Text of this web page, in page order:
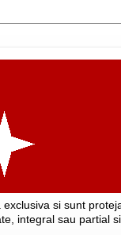
si sunt
integral sau partial